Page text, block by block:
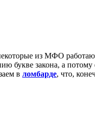
из МФО
закона, а потому
в ломбарде, что,